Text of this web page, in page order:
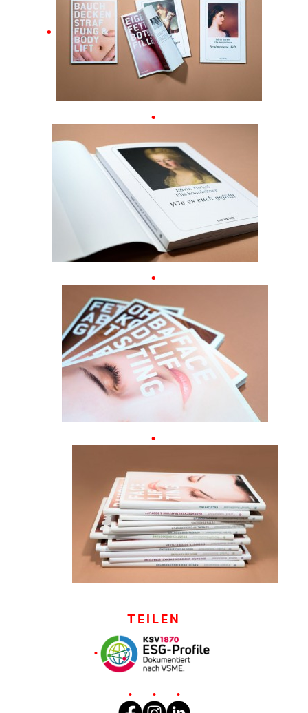
TEILEN